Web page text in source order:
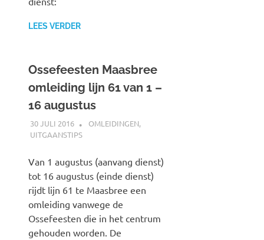
LEES VERDER
Ossefeesten Maasbree
omleiding lijn 61 van 1 –
16 augustus
30 JULI 2016 JOHAN
OMLEIDINGEN,
UITGAANSTIPS
Van 1 augustus (aanvang dienst)
tot 16 augustus (einde dienst)
rijdt lijn 61 te Maasbree een
omleiding vanwege de
Ossefeesten die in het centrum
gehouden worden. De